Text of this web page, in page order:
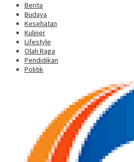
Berita
Budaya
Kesehatan
Kuliner
Lifestyle
Olah Raga
Pendidikan
Politik